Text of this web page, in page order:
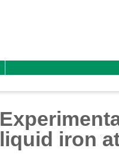
liquid iron